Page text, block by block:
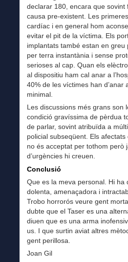
declarar 180, encara que sovint
causa pre-existent. Les
cardíac i en general hom
evitar el pit de la víctima. Els
implantats també estan en
per terra instantània i sense
serioses al cap. Quan els
al dispositiu ham cal anar a
40% de les víctimes han d’anar
minimal.
Les discussions més grans son
condició gravíssima de pèrdua
de parlar, sovint atribuïda a
policial subseqüent. Els
no és acceptat per tothom però
d’urgències hi creuen.
Conclusió
Que es la meva personal. Hi
dolenta, amenaçadora i
Trobo horrorós veure gent
dubte que el Taser es una
diuen que es una arma
us. I que surtin aviat altres
gent perillosa.
Joan Gil